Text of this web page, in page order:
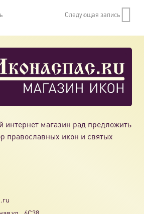
Следующая запись
магазин рад предложить
православных икон и святых